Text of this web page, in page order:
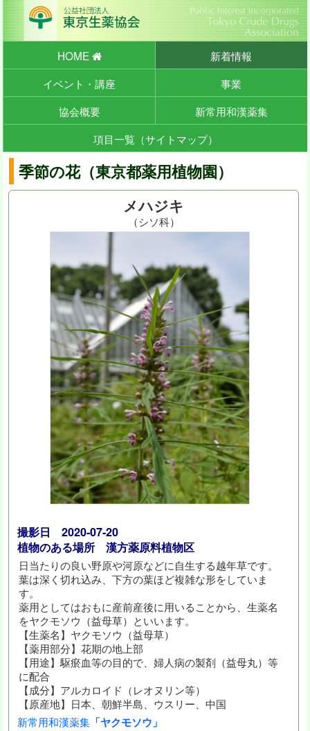
HOME
新着情報
イベント・講座
事業
協会概要
新常用和漢薬集
項目一覧（サイトマップ）
季節の花（東京都薬用植物園）
メハジキ
（シソ科）
撮影日 2020-07-20
植物のある場所 漢方薬原料植物区
日当たりの良い野原や河原などに自生する越年草です。
葉は深く切れ込み、下方の葉ほど複雑な形をしていま
す。
薬用としてはおもに産前産後に用いることから、生薬名
をヤクモソウ（益母草）といいます。
【生薬名】ヤクモソウ（益母草）
【薬用部分】花期の地上部
【用途】駆瘀血等の目的で、婦人病の製剤（益母丸）等
に配合
【成分】アルカロイド（レオヌリン等）
【原産地】日本、朝鮮半島、ウスリー、中国
新常用和漢薬集 「ヤクモソウ」